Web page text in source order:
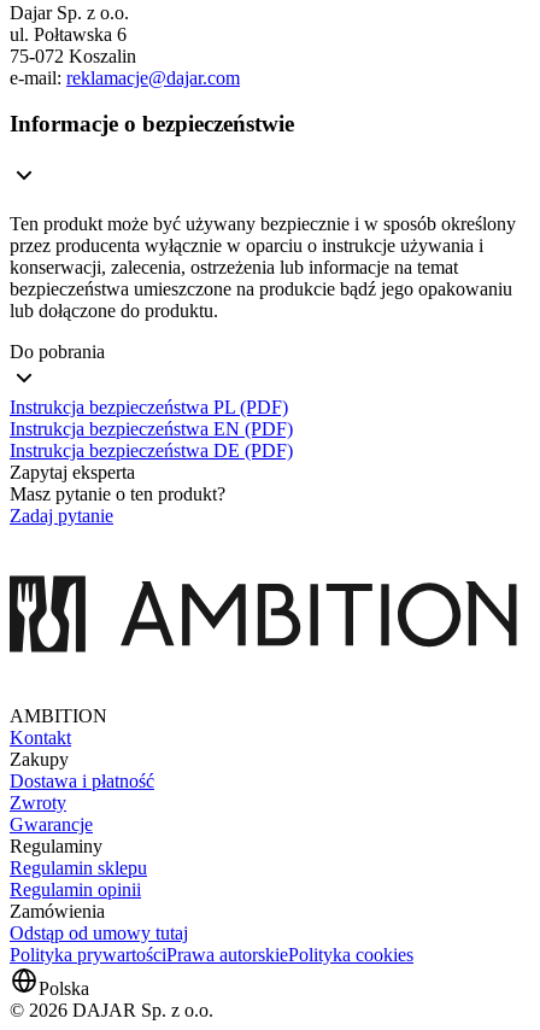
Dajar Sp. z o.o.
ul. Połtawska 6
75-072 Koszalin
e-mail: reklamacje@dajar.com
Informacje o bezpieczeństwie
Ten produkt może być używany bezpiecznie i w sposób określony
przez producenta wyłącznie w oparciu o instrukcje używania i
konserwacji, zalecenia, ostrzeżenia lub informacje na temat
bezpieczeństwa umieszczone na produkcie bądź jego opakowaniu
lub dołączone do produktu.
Do pobrania
Instrukcja bezpieczeństwa PL (PDF)
Instrukcja bezpieczeństwa EN (PDF)
Instrukcja bezpieczeństwa DE (PDF)
Zapytaj eksperta
Masz pytanie o ten produkt?
Zadaj pytanie
AMBITION
Kontakt
Zakupy
Dostawa i płatność
Zwroty
Gwarancje
Regulaminy
Regulamin sklepu
Regulamin opinii
Zamówienia
Odstąp od umowy tutaj
Polityka prywartościPrawa autorskiePolityka cookies
Polska
© 2026 DAJAR Sp. z o.o.